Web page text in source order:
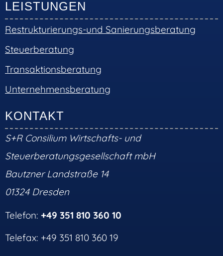
LEISTUNGEN
Restrukturierungs-und Sanierungsberatung
Steuerberatung
Transaktionsberatung
Unternehmensberatung
KONTAKT
S+R Consilium Wirtschafts- und
Steuerberatungsgesellschaft mbH
Bautzner Landstraße 14
01324 Dresden
Telefon: +49 351 810 360 10
Telefax: +49 351 810 360 19